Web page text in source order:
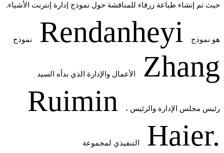
حيث تم إنشاء طباعة زرقاء للمناقشة حول نموذج إدارة إنترنت الأشياء.
نموذج Rendanheyi هو نموذج
الأعمال والإدارة الذي بدأه السيد
Zhang
Ruimin
، رئيس مجلس الإدارة والرئيس
التنفيذي لمجموعة Haier.